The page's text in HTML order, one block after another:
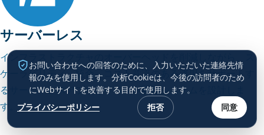
サーバーレス
インフラストラクチャのオーバーヘッドを削減しながら、ス
ケーラビリティ、統合、コスト意識のある運用をサポートす
るサーバーレスアプリとイベント駆動システムを設計しま
す。
お問い合わせへの回答のために、入力いただいた連絡先情
報のみを使用します。分析Cookieは、今後の訪問者のため
にWebサイトを改善する目的で使用します。
プライバシーポリシー
拒否 同意